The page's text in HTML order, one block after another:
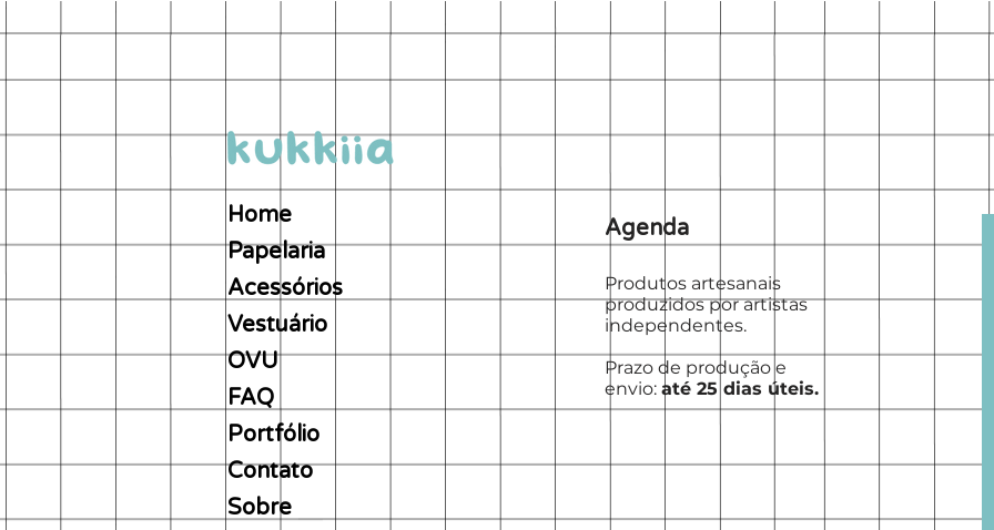
Home
Papelaria
Acessórios
Vestuário
OVU
FAQ
Portfólio
Contato
Sobre
Agenda
Produtos artesanais
produzidos por artistas
independentes.
Prazo de produção e
envio: até 25 dias úteis.